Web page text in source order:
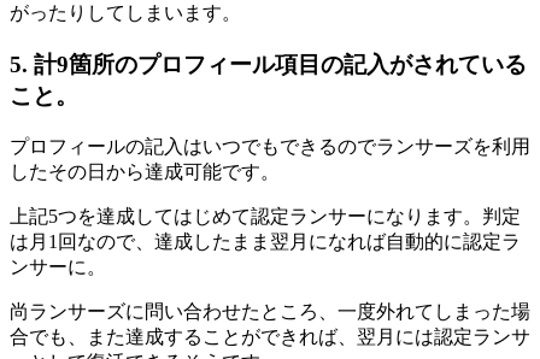
がったりしてしまいます。
5. 計9箇所のプロフィール項目の記入がされている
こと。
プロフィールの記入はいつでもできるのでランサーズを利用
したその日から達成可能です。
上記5つを達成してはじめて認定ランサーになります。判定
は月1回なので、達成したまま翌月になれば自動的に認定ラ
ンサーに。
尚ランサーズに問い合わせたところ、一度外れてしまった場
合でも、また達成することができれば、翌月には認定ランサ